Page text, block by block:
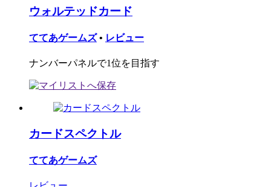
ウォルテッドカード
ててあゲームズ • レビュー
ナンバーパネルで1位を目指す
カードスペクトル
ててあゲームズ